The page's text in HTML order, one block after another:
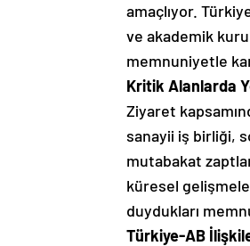
amaçlıyor.
ve akademik
memnuniyetle
Kritik Alanlarda
Ziyaret
sanayii iş birliği,
mutabakat
küresel
duydukları
Türkiye-AB